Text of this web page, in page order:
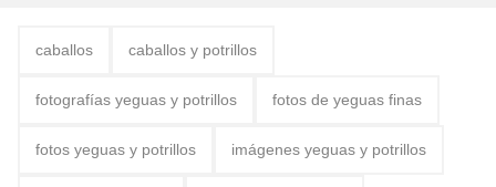
caballos caballos y potrillos
fotografías yeguas y potrillos fotos de yeguas finas
fotos yeguas y potrillos imágenes yeguas y potrillos